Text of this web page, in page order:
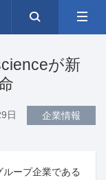
せ
English サイト内
が新
日 企業情報
ープ企業である